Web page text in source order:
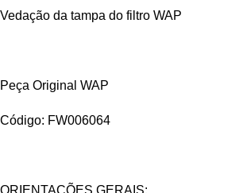
Vedação da tampa do filtro WAP
Peça Original WAP
Código: FW006064